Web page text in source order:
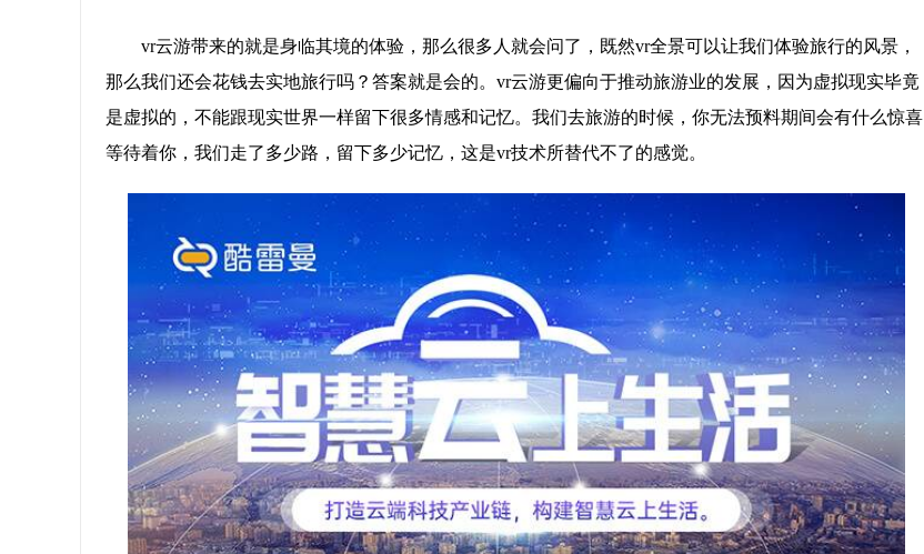
vr云游带来的就是身临其境的体验，那么很多人就会问了，既然vr全景可以让我们体验旅行的风景，
那么我们还会花钱去实地旅行吗？答案就是会的。vr云游更偏向于推动旅游业的发展，因为虚拟现实毕竟
是虚拟的，不能跟现实世界一样留下很多情感和记忆。我们去旅游的时候，你无法预料期间会有什么惊喜
等待着你，我们走了多少路，留下多少记忆，这是vr技术所替代不了的感觉。